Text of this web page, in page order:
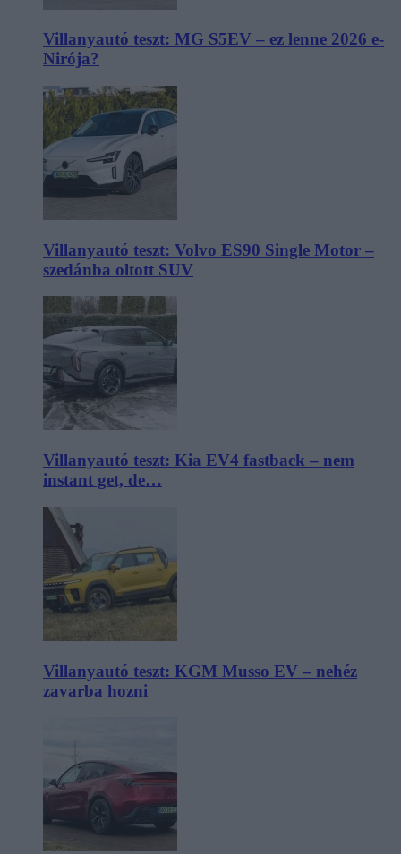
Villanyautó teszt: MG S5EV – ez lenne 2026 e-
Nirója?
Villanyautó teszt: Volvo ES90 Single Motor –
szedánba oltott SUV
Villanyautó teszt: Kia EV4 fastback – nem
instant get, de…
Villanyautó teszt: KGM Musso EV – nehéz
zavarba hozni